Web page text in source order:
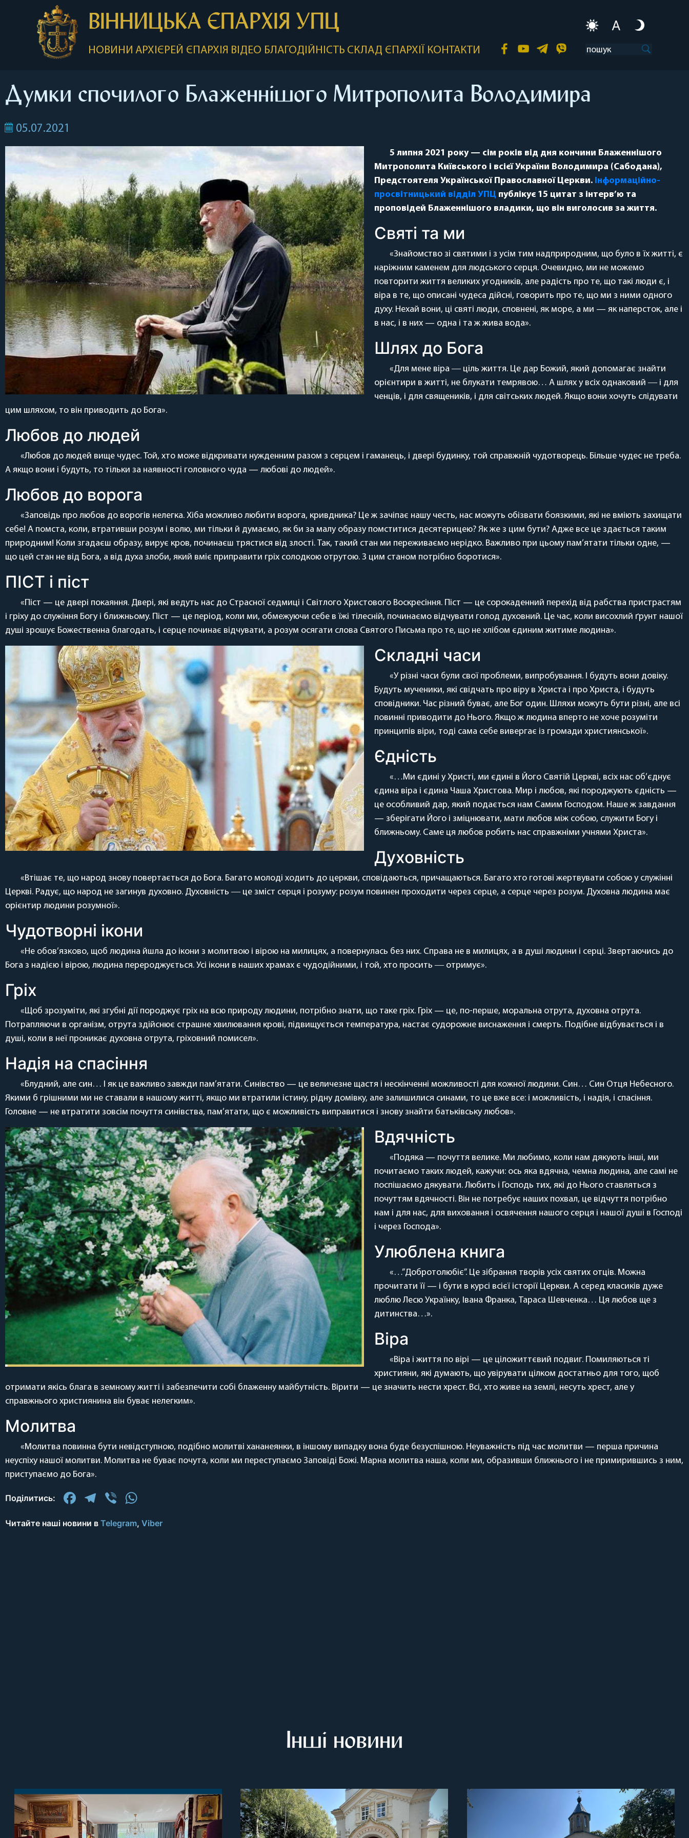
A
ВІННИЦЬКА ЄПАРХІЯ УПЦ
НОВИНИ АРХІЄРЕЙ ЄПАРХІЯ ВІДЕО БЛАГОДІЙНІСТЬ СКЛАД ЄПАРХІЇ КОНТАКТИ
Думки спочилого Блаженнішого Митрополита Володимира
05.07.2021
5 липня 2021 року — сім років від дня кончини Блаженнішого
Митрополита Київського і всієї України Володимира (Сабодана),
Предстоятеля Української Православної Церкви. Інформаційно-
просвітницький відділ УПЦ публікує 15 цитат з інтерв’ю та
проповідей Блаженнішого владики, що він виголосив за життя.
Святі та ми
«Знайомство зі святими і з усім тим надприродним, що було в їх житті, є
наріжним каменем для людського серця. Очевидно, ми не можемо
повторити життя великих угодників, але радість про те, що такі люди є, і
віра в те, що описані чудеса дійсні, говорить про те, що ми з ними одного
духу. Нехай вони, ці святі люди, сповнені, як море, а ми — як наперсток, але і
в нас, і в них — одна і та ж жива вода».
Шлях до Бога
«Для мене віра ― ціль життя. Це дар Божий, який допомагає знайти
орієнтири в житті, не блукати темрявою… А шлях у всіх однаковий ― і для
ченців, і для священиків, і для світських людей. Якщо вони хочуть слідувати
цим шляхом, то він приводить до Бога».
Любов до людей
«Любов до людей вище чудес. Той, хто може відкривати нужденним разом з серцем і гаманець, і двері будинку, той справжній чудотворець. Більше чудес не треба.
А якщо вони і будуть, то тільки за наявності головного чуда — любові до людей».
Любов до ворога
«Заповідь про любов до ворогів нелегка. Хіба можливо любити ворога, кривдника? Це ж зачіпає нашу честь, нас можуть обізвати боязкими, які не вміють захищати
себе! А помста, коли, втративши розум і волю, ми тільки й думаємо, як би за малу образу помститися десятерицею? Як же з цим бути? Адже все це здається таким
природним! Коли згадаєш образу, вирує кров, починаєш трястися від злості. Так, такий стан ми переживаємо нерідко. Важливо при цьому пам’ятати тільки одне, —
що цей стан не від Бога, а від духа злоби, який вміє приправити гріх солодкою отрутою. З цим станом потрібно боротися».
ПІСТ і піст
«Піст — це двері покаяння. Двері, які ведуть нас до Страсної седмиці і Світлого Христового Воскресіння. Піст — це сорокаденний перехід від рабства пристрастям
і гріху до служіння Богу і ближньому. Піст — це період, коли ми, обмежуючи себе в їжі тілесній, починаємо відчувати голод духовний. Це час, коли висохлий ґрунт нашої
душі зрошує Божественна благодать, і серце починає відчувати, а розум осягати слова Святого Письма про те, що не хлібом єдиним житиме людина».
Складні часи
«У різні часи були свої проблеми, випробування. І будуть вони довіку.
Будуть мученики, які свідчать про віру в Христа і про Христа, і будуть
сповідники. Час різний буває, але Бог один. Шляхи можуть бути різні, але всі
повинні приводити до Нього. Якщо ж людина вперто не хоче розуміти
принципів віри, тоді сама себе вивергає із громади християнської».
Єдність
«…Ми єдині у Христі, ми єдині в Його Святій Церкві, всіх нас об’єднує
єдина віра і єдина Чаша Христова. Мир і любов, які породжують єдність —
це особливий дар, який подається нам Самим Господом. Наше ж завдання
— зберігати Його і зміцнювати, мати любов між собою, служити Богу і
ближньому. Саме ця любов робить нас справжніми учнями Христа».
Духовність
«Втішає те, що народ знову повертається до Бога. Багато молоді ходить до церкви, сповідаються, причащаються. Багато хто готові жертвувати собою у служінні
Церкві. Радує, що народ не загинув духовно. Духовність ― це зміст серця і розуму: розум повинен проходити через серце, а серце через розум. Духовна людина має
орієнтир людини розумної».
Чудотворні ікони
«Не обов’язково, щоб людина йшла до ікони з молитвою і вірою на милицях, а повернулась без них. Справа не в милицях, а в душі людини і серці. Звертаючись до
Бога з надією і вірою, людина перероджується. Усі ікони в наших храмах є чудодійними, і той, хто просить ― отримує».
Гріх
«Щоб зрозуміти, які згубні дії породжує гріх на всю природу людини, потрібно знати, що таке гріх. Гріх — це, по-перше, моральна отрута, духовна отрута.
Потрапляючи в організм, отрута здійснює страшне хвилювання крові, підвищується температура, настає судорожне виснаження і смерть. Подібне відбувається і в
душі, коли в неї проникає духовна отрута, гріховний помисел».
Надія на спасіння
«Блудний, але син… І як це важливо завжди пам’ятати. Синівство — це величезне щастя і нескінченні можливості для кожної людини. Син… Син Отця Небесного.
Якими б грішними ми не ставали в нашому житті, якщо ми втратили істину, рідну домівку, але залишилися синами, то це вже все: і можливість, і надія, і спасіння.
Головне — не втратити зовсім почуття синівства, пам’ятати, що є можливість виправитися і знову знайти батьківську любов».
Вдячність
«Подяка — почуття велике. Ми любимо, коли нам дякують інші, ми
почитаємо таких людей, кажучи: ось яка вдячна, чемна людина, але самі не
поспішаємо дякувати. Любить і Господь тих, які до Нього ставляться з
почуттям вдячності. Він не потребує наших похвал, це відчуття потрібно
нам і для нас, для виховання і освячення нашого серця і нашої душі в Господі
і через Господа».
Улюблена книга
«…”Добротолюбіє”. Це зібрання творів усіх святих отців. Можна
прочитати її — і бути в курсі всієї історії Церкви. А серед класиків дуже
люблю Лесю Українку, Івана Франка, Тараса Шевченка… Ця любов ще з
дитинства…».
Віра
«Віра і життя по вірі — це ціложиттєвий подвиг. Помиляються ті
християни, які думають, що увірувати цілком достатньо для того, щоб
отримати якісь блага в земному житті і забезпечити собі блаженну майбутність. Вірити — це значить нести хрест. Всі, хто живе на землі, несуть хрест, але у
справжнього християнина він буває нелегким».
Молитва
«Молитва повинна бути невідступною, подібно молитві хананеянки, в іншому випадку вона буде безуспішною. Неуважність під час молитви — перша причина
неуспіху нашої молитви. Молитва не буває почута, коли ми переступаємо Заповіді Божі. Марна молитва наша, коли ми, образивши ближнього і не примирившись з ним,
приступаємо до Бога».
Поділитись: Facebook
Telegram
Viber
Читайте наші новини в Telegram, Viber
Інші новини